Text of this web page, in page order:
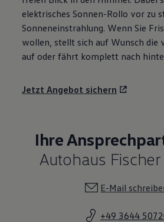
elektrisches Sonnen-Rollo vor zu
Sonneneinstrahlung. Wenn Sie
wollen, stellt sich auf Wunsch die
auf oder fährt komplett nach
Jetzt Angebot sichern
Ihre
Autohaus Fischer
E-Mail
+49 3644